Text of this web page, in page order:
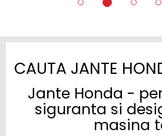
CAUTA JANTE
Jante Honda -
siguranta si
masina